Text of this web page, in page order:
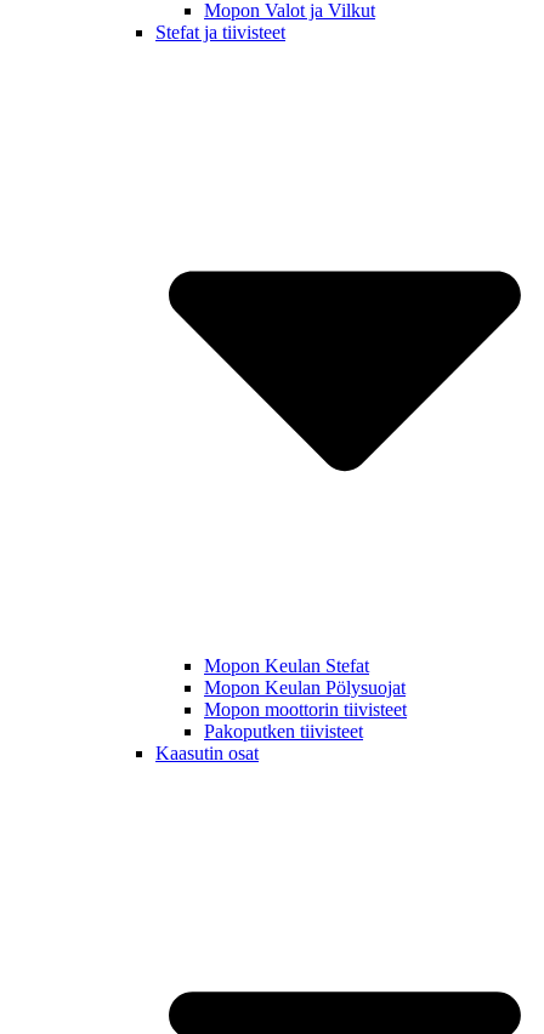
Mopon Valot ja Vilkut
Stefat ja tiivisteet
Mopon Keulan Stefat
Mopon Keulan Pölysuojat
Mopon moottorin tiivisteet
Pakoputken tiivisteet
Kaasutin osat